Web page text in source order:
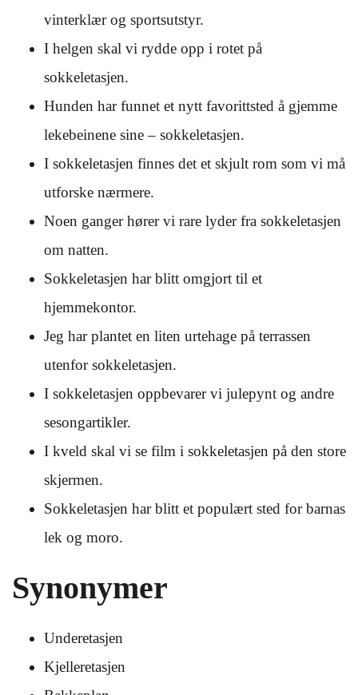
vinterklær og sportsutstyr.
I helgen skal vi rydde opp i rotet på
sokkeletasjen.
Hunden har funnet et nytt favorittsted å gjemme
lekebeinene sine – sokkeletasjen.
I sokkeletasjen finnes det et skjult rom som vi må
utforske nærmere.
Noen ganger hører vi rare lyder fra sokkeletasjen
om natten.
Sokkeletasjen har blitt omgjort til et
hjemmekontor.
Jeg har plantet en liten urtehage på terrassen
utenfor sokkeletasjen.
I sokkeletasjen oppbevarer vi julepynt og andre
sesongartikler.
I kveld skal vi se film i sokkeletasjen på den store
skjermen.
Sokkeletasjen har blitt et populært sted for barnas
lek og moro.
Synonymer
Underetasjen
Kjelleretasjen